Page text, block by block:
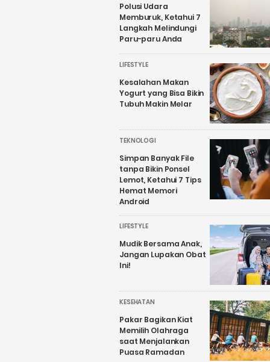
Polusi Udara
Memburuk, Ketahui 7
Langkah Melindungi
Paru-paru Anda
LIFESTYLE
Kesalahan Makan
Yogurt yang Bisa Bikin
Tubuh Makin Melar
TEKNOLOGI
Simpan Banyak File
tanpa Bikin Ponsel
Lemot, Ketahui 7 Tips
Hemat Memori
Android
LIFESTYLE
Mudik Bersama Anak,
Jangan Lupakan Obat
Ini!
KESEHATAN
Pakar Bagikan Kiat
Memilih Olahraga
saat Menjalankan
Puasa Ramadan